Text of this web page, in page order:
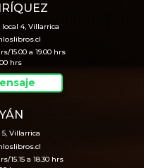
4, Villarrica
15.00 a 19.00 hrs
hrs
Villarrica
15.15 a 18.30 hrs